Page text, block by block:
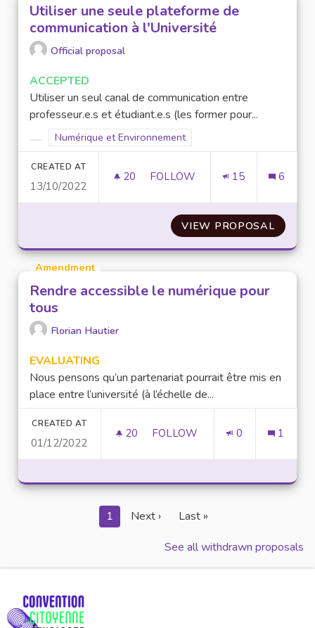
Utiliser une seule plateforme de
communication à l'Université
Official proposal
ACCEPTED
Utiliser un seul canal de communication entre
professeur.e.s et étudiant.e.s (les former pour...
Filter results for category:
Filter results for scope: Numérique et Environnement
Numérique et Environnement
CREATED AT
13/10/2022
20 20 FOLLOWERS
FOLLOW 15 6
VIEW PROPOSAL
Amendment
Rendre accessible le numérique pour
tous
Florian Hautier
EVALUATING
Nous pensons qu’un partenariat pourrait être mis en
place entre l’université (à l’échelle de...
CREATED AT
01/12/2022
20 20 FOLLOWERS
FOLLOW 0 1
1 Next ›
Last »
See all withdrawn proposals